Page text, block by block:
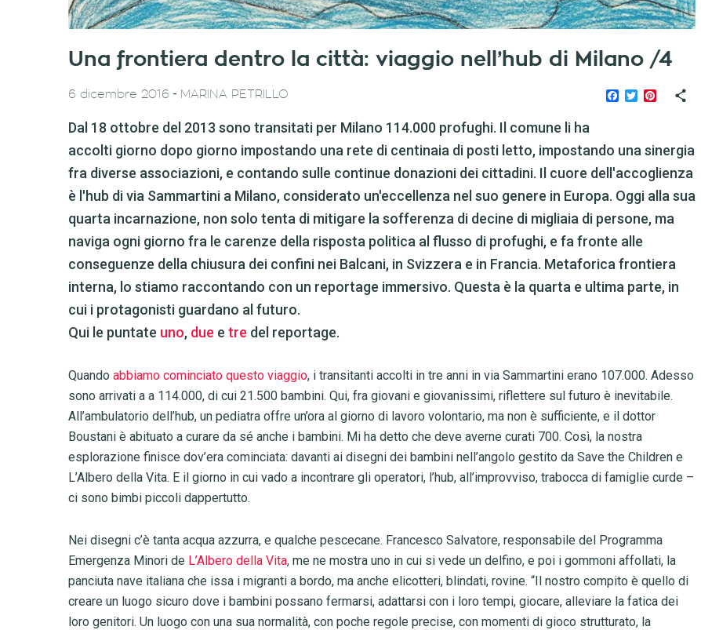
Una frontiera dentro la città: viaggio nell’hub di Milano /4
Facebook
TwitterPinterest
6 dicembre 2016 - MARINA PETRILLO
Dal 18 ottobre del 2013 sono transitati per Milano 114.000 profughi. Il comune li ha
accolti giorno dopo giorno impostando una rete di centinaia di posti letto, impostando una sinergia
fra diverse associazioni, e contando sulle continue donazioni dei cittadini. Il cuore dell'accoglienza
è l'hub di via Sammartini a Milano, considerato un'eccellenza nel suo genere in Europa. Oggi alla sua
quarta incarnazione, non solo tenta di mitigare la sofferenza di decine di migliaia di persone, ma
naviga ogni giorno fra le carenze della risposta politica al flusso di profughi, e fa fronte alle
conseguenze della chiusura dei confini nei Balcani, in Svizzera e in Francia. Metaforica frontiera
interna, lo stiamo raccontando con un reportage immersivo. Questa è la quarta e ultima parte, in
cui i protagonisti guardano al futuro.
Qui le puntate uno, due e tre del reportage.
Quando abbiamo cominciato questo viaggio, i transitanti accolti in tre anni in via Sammartini erano 107.000. Adesso
sono arrivati a a 114.000, di cui 21.500 bambini. Qui, fra giovani e giovanissimi, riflettere sul futuro è inevitabile.
All’ambulatorio dell’hub, un pediatra offre un’ora al giorno di lavoro volontario, ma non è sufficiente, e il dottor
Boustani è abituato a curare da sé anche i bambini. Mi ha detto che deve averne curati 700. Così, la nostra
esplorazione finisce dov’era cominciata: davanti ai disegni dei bambini nell’angolo gestito da Save the Children e
L’Albero della Vita. E il giorno in cui vado a incontrare gli operatori, l’hub, all’improvviso, trabocca di famiglie curde –
ci sono bimbi piccoli dappertutto.
Nei disegni c’è tanta acqua azzurra, e qualche pescecane. Francesco Salvatore, responsabile del Programma
Emergenza Minori de L’Albero della Vita, me ne mostra uno in cui si vede un delfino, e poi i gommoni affollati, la
panciuta nave italiana che issa i migranti a bordo, ma anche elicotteri, blindati, rovine. “Il nostro compito è quello di
creare un luogo sicuro dove i bambini possano fermarsi, adattarsi con i loro tempi, giocare, alleviare la fatica dei
loro genitori. Un luogo con una sua normalità, con poche regole precise, con momenti di gioco strutturato, la